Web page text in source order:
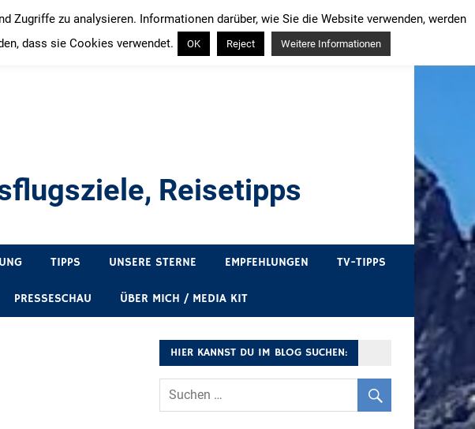
Reisetipps
TIPPS UNSERE STERNE EMPFEHLUNGEN TV-TIPPS
PRESSESCHAU ÜBER MICH / MEDIA KIT
HIER KANNST DU IM BLOG SUCHEN:
zu analysieren. Informationen darüber, wie Sie die Website verwenden, werden
dass sie Cookies verwendet.
OK Reject Weitere Informationen